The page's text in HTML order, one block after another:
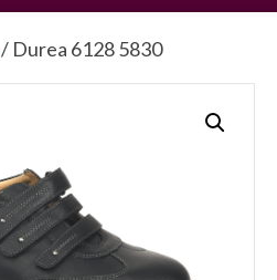
/ Durea 6128 5830